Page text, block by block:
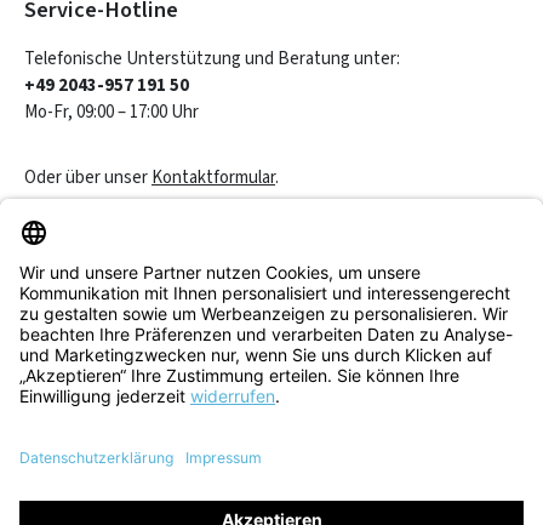
Service-Hotline
Telefonische Unterstützung und Beratung unter:
+49 2043-957 191 50
Mo-Fr, 09:00 – 17:00 Uhr
Oder über unserKontaktformular.
Service & Beratung
Informationen